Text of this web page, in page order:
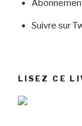
Suivre sur
LISEZ CE